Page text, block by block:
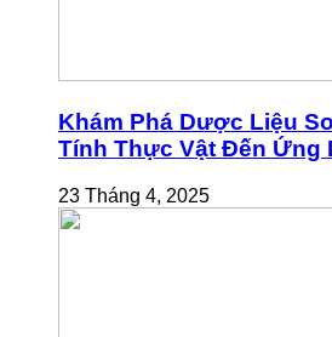
Khám Phá Dược Liệu
Tính Thực Vật Đến Ứng
23 Tháng 4, 2025